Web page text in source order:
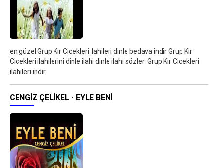
en güzel Grup Kir Cicekleri ilahileri dinle bedava indir Grup Kir
Cicekleri ilahilerini dinle ilahi dinle ilahi sözleri Grup Kir Cicekleri
ilahileri indir
CENGIZ ÇELIKEL - EYLE BENI